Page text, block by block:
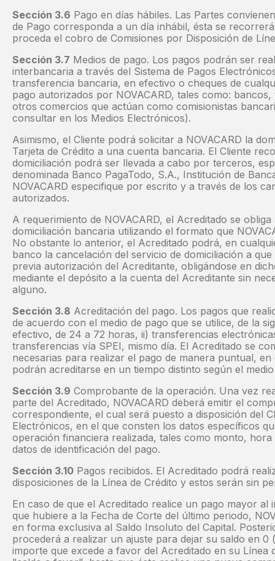
Sección 3.6 Pago en días hábiles. Las Partes
de Pago corresponda a un día inhábil, ésta se
proceda el cobro de Comisiones por Disposición de
Sección 3.7 Medios de pago. Los pagos podrán ser
interbancaria a través del Sistema de Pagos
transferencia bancaria, en efectivo o cheques de
pago autorizados por NOVACARD, tales como:
otros comercios que actúan como comisionistas
consultar en los Medios Electrónicos).
Asimismo, el Cliente podrá solicitar a NOVACARD la
Tarjeta de Crédito a una cuenta bancaria. El Cliente
domiciliación podrá ser llevada a cabo por terceros,
denominada Banco PagaTodo, S.A., Institución de
NOVACARD especifique por escrito y a través de los
autorizados.
A requerimiento de NOVACARD, el Acreditado se
domiciliación bancaria utilizando el formato que
No obstante lo anterior, el Acreditado podrá, en
banco la cancelación del servicio de domiciliación a
previa autorización del Acreditante, obligándose en
mediante el depósito a la cuenta del Acreditante sin
alguno.
Sección 3.8 Acreditación del pago. Los pagos que
de acuerdo con el medio de pago que se utilice, de la
efectivo, de 24 a 72 horas, ii) transferencias
transferencias vía SPEI, mismo día. El Acreditado se
necesarias para realizar el pago de manera puntual,
podrán acreditarse en un tiempo distinto según el
Sección 3.9 Comprobante de la operación. Una vez
parte del Acreditado, NOVACARD deberá emitir el
correspondiente, el cual será puesto a disposición del
Electrónicos, en el que consten los datos específicos
operación financiera realizada, tales como monto,
datos de identificación del pago.
Sección 3.10 Pagos recibidos. El Acreditado podrá
disposiciones de la Línea de Crédito y estos serán sin
En caso de que el Acreditado realice un pago mayor al
que hubiere a la Fecha de Corte del último periodo,
en forma exclusiva al Saldo Insoluto del Capital.
procederá a realizar un ajuste para dejar su saldo en 0
importe que excede a favor del Acreditado en su Línea